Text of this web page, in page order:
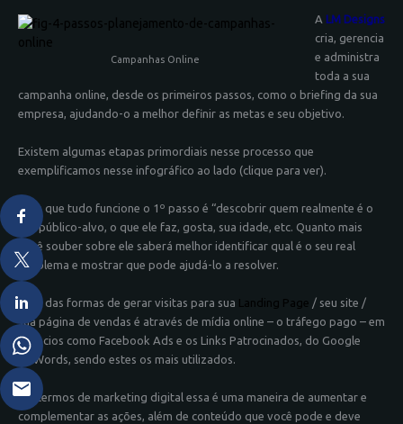
Campanhas Online
A LM Designs
cria, gerencia
e administra
toda a sua
campanha online, desde os primeiros passos, como o briefing da sua
empresa, ajudando-o a melhor definir as metas e seu objetivo.
Existem algumas etapas primordiais nesse processo que
exemplificamos nesse infográfico ao lado (clique para ver).
Para que tudo funcione o 1º passo é “descobrir quem realmente é o
seu público-alvo, o que ele faz, gosta, sua idade, etc. Quanto mais
você souber sobre ele saberá melhor identificar qual é o seu real
problema e mostrar que pode ajudá-lo a resolver.
Uma das formas de gerar visitas para sua Landing Page / seu site /
sua página de vendas é através de mídia online – o tráfego pago – em
anúncios como Facebook Ads e os Links Patrocinados, do Google
AdWords, sendo estes os mais utilizados.
Em termos de marketing digital essa é uma maneira de aumentar e
complementar as ações, além de conteúdo que você pode e deve